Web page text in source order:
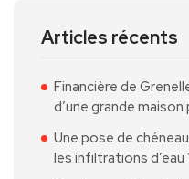
Articles récents
Financière de
d’une grande
Une pose de
les infiltrations d’eau